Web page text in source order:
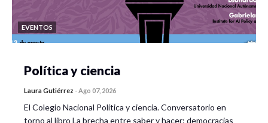
EVENTOS
Política y ciencia
Laura Gutiérrez -Ago 07, 2026
El Colegio Nacional Política y ciencia. Conversatorio en
torno al libro La brecha entre saber y hacer: democracias